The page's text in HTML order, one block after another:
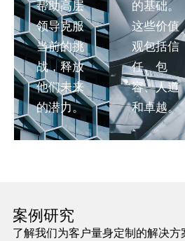
帮助高层
领导克服
当前的挑
战，释放
他们未来
的潜力。
的基础。
这些价值
观包括信
任、包
容、人道
和卓越。
案例研究
了解我们为客户量身定制的解决